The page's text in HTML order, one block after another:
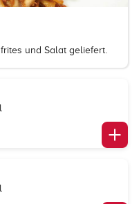
und Salat geliefert.